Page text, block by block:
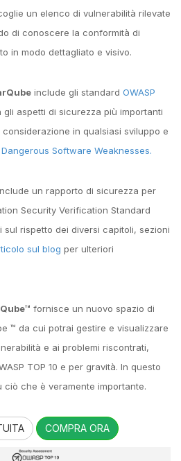
un elenco di vulnerabilità rilevate
di conoscere la conformità di
in modo dettagliato e visivo.
include gli standard OWASP
aspetti di sicurezza più importanti
in qualsiasi sviluppo e
Software Weaknesses.
un rapporto di sicurezza per
Security Verification Standard
sul rispetto dei diversi capitoli, sezioni
sul blog per ulteriori
fornisce un nuovo spazio di
™ da cui potrai gestire e visualizzare
e ai problemi riscontrati,
TOP 10 e per gravità. In questo
che è veramente importante.
COMPRA ORA